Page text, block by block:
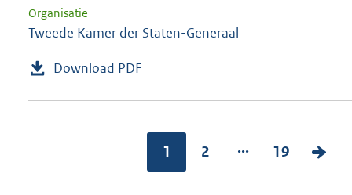
Organisatie
Tweede Kamer der Staten-Generaal
Download PDF
1 2 ... 19
V